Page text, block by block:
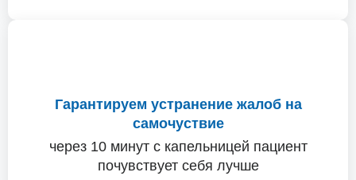
Гарантируем устранение жалоб на
самочуствие
через 10 минут с капельницей пациент
почувствует себя лучше